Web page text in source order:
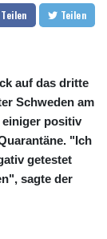
Teilen Teilen
auf das dritte
Schweden am
einiger positiv
"Ich
getestet
sagte der